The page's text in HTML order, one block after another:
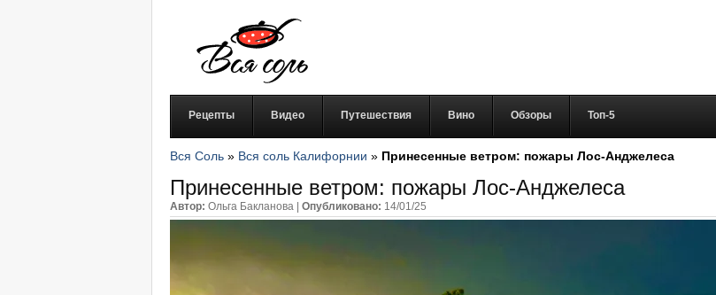
Рецепты Видео Путешествия Вино Обзоры Топ-5
Вся Соль » Вся соль Калифорнии » Принесенные ветром: пожары Лос-Анджелеса
Принесенные ветром: пожары Лос-Анджелеса
Автор: Ольга Бакланова | Опубликовано: 14/01/25